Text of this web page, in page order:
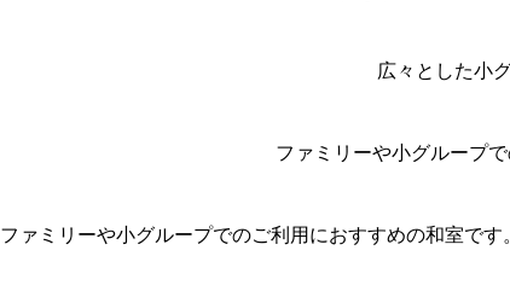
広々とした小
ファミリーや小グループ
ファミリーや小グループでのご利用におすすめの和室で